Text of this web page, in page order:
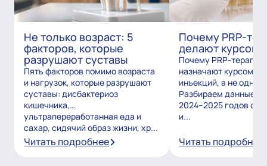
Не только возраст: 5
факторов, которые
разрушают суставы
Пять факторов помимо возраста
и нагрузок, которые разрушают
суставы: дисбактериоз
кишечника,
ультрапереработанная еда и
сахар, сидячий образ жизни, хр...
Читать подробнее
Почему PRP-
делают курсом?
Почему PRP-
назначают курсом из
инъекций, а не
Разбираем данные
2024–2025 годов о
и...
Читать подробнее